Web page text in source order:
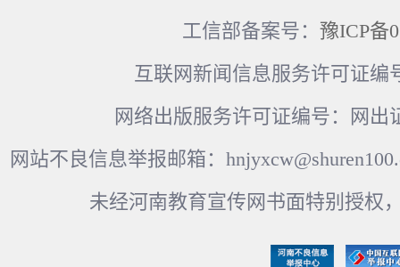
工信部备案号： 豫ICP备
互联网新闻信息服务许可证编
网络出版服务许可证编号：网出
网站不良信息举报邮箱：
未经河南教育宣传网书面特别授权